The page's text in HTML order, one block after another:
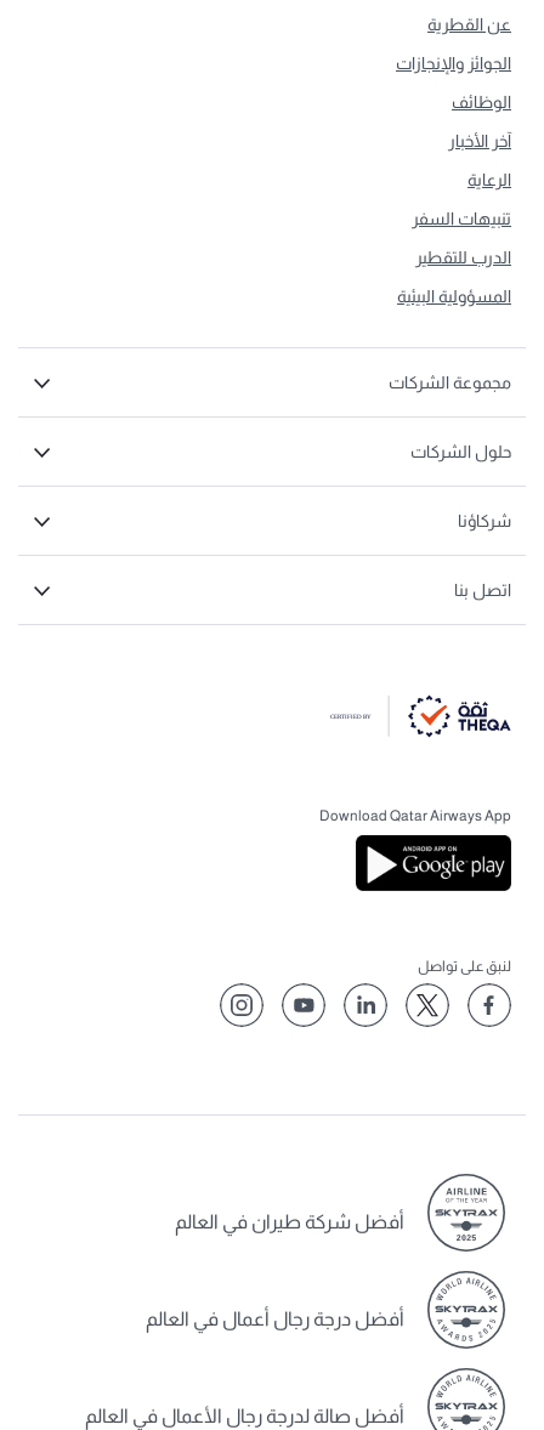
عن القطرية
الجوائز والإنجازات
الوظائف
آخر الأخبار
الرعاية
تنبيهات السفر
الدرب للتقطير
المسؤولية البيئية
مجموعة الشركات
حلول الشركات
شركاؤنا
اتصل بنا
Download Qatar Airways App
لنبق على تواصل
أفضل شركة طيران في العالم
أفضل درجة رجال أعمال في العالم
أفضل صالة لدرجة رجال الأعمال في العالم